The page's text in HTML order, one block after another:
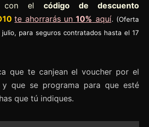
con el código de descuento
te ahorrarás un10% aquí. (Oferta
para seguros contratados hasta el 17
que te canjean el voucher por el
y que se programa para que esté
que tú indiques.